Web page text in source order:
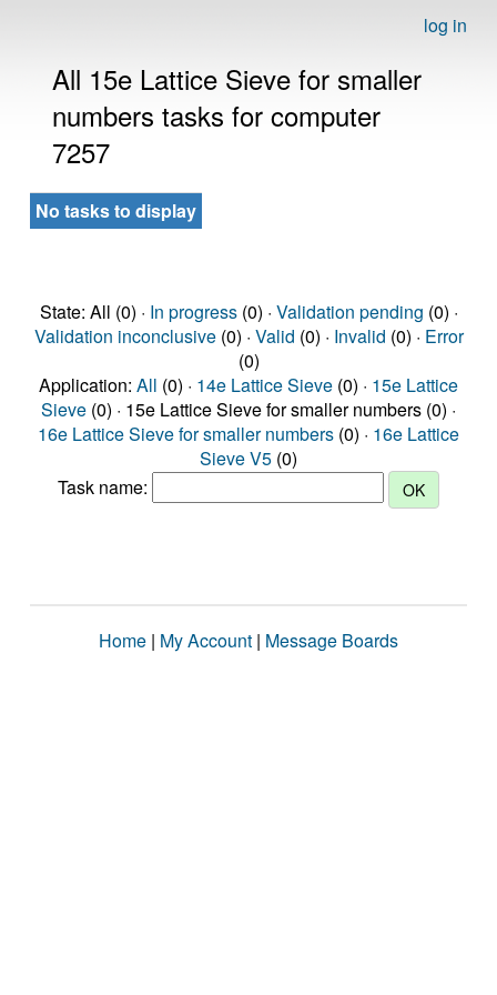
log in
All 15e Lattice Sieve for smaller
numbers tasks for computer
7257
No tasks to display
State: All (0) · In progress(0) · Validation pending (0) ·
Validation inconclusive(0) · Valid (0) · Invalid (0) · Error
(0)
Application: All (0) · 14e Lattice Sieve (0) · 15e Lattice
Sieve (0) · 15e Lattice Sieve for smaller numbers (0) ·
16e Lattice Sieve for smaller numbers (0) · 16e Lattice
Sieve V5 (0)
Task name:
Home | My Account | Message Boards